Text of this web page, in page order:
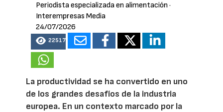
Periodista especializada en alimentación ·
Interempresas Media
24/07/2026
22517
La productividad se ha convertido en uno
de los grandes desafíos de la industria
europea. En un contexto marcado por la